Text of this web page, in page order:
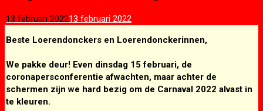
13 februari 202213 februari 2022
Beste Loerendonckers en Loerendonckerinnen,
We pakke deur! Even dinsdag 15 februari, de
coronapersconferentie afwachten, maar achter de
schermen zijn we hard bezig om de Carnaval 2022 alvast in
te kleuren.